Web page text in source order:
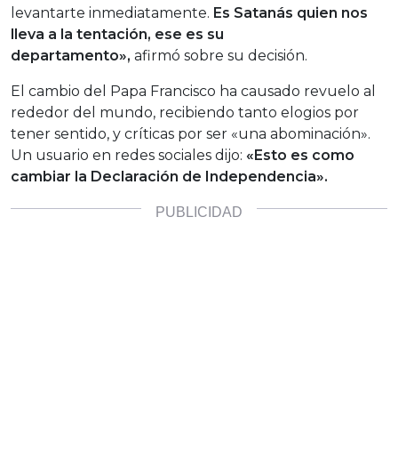
levantarte inmediatamente. Es Satanás quien nos
lleva a la tentación, ese es su
departamento», afirmó sobre su decisión.
El cambio del Papa Francisco ha causado revuelo al
rededor del mundo, recibiendo tanto elogios por
tener sentido, y críticas por ser «una abominación».
Un usuario en redes sociales dijo: «Esto es como
cambiar la Declaración de Independencia».